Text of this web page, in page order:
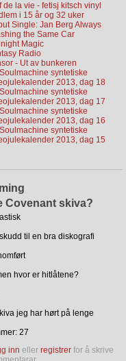
de la vie - fetisj kitsch vinyl
i 15 år og 32 uker
Single: Jan Berg Always
the Same Car
Magic
Radio
- Ut av bunkeren
syntetiske
2013, dag 18
syntetiske
2013, dag 17
syntetiske
2013, dag 16
syntetiske
2013, dag 15
Covenant skiva?
til en bra diskografi
hvor er hitlåtene?
jeg har hørt på lenge
27
inn eller registrer for å skrive